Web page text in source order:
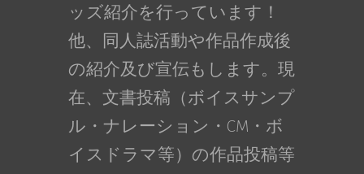
ッズ紹介を行っています！
他、同人誌活動や作品作成後
の紹介及び宣伝もします。現
在、文書投稿（ボイスサンプ
ル・ナレーション・CM・ボ
イスドラマ等）の作品投稿等